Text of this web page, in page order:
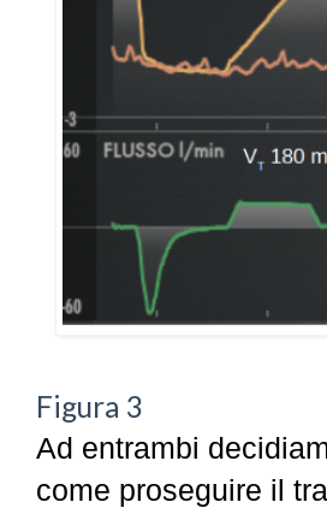
Figura 3
Ad entrambi
come proseguire il